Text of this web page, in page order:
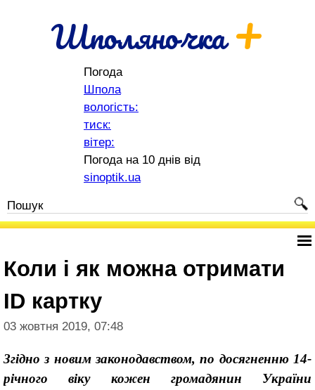
Шполяночка+
Погода
Шпола
вологість:
тиск:
вітер:
Погода на 10 днів від
sinoptik.ua
Коли і як можна отримати
ID картку
03 жовтня 2019, 07:48
Згідноз новимзаконодавством, по досягненню 14-
річного віку кожен громадянин України